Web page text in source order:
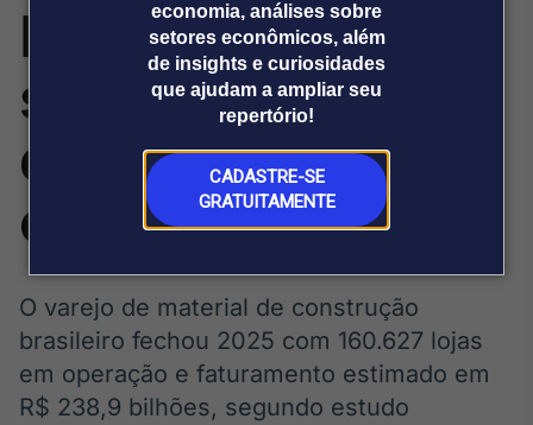
economia, análises sobre
setores econômicos, além
de insights e curiosidades
que ajudam a ampliar seu
repertório!
CADASTRE-SE
GRATUITAMENTE
Plataformas
Broadcast
Broadcast+
O mercado
financeiro em
tempo real
Broadcast
Agro
Tudo sobre o
agronegócio
Sobre nós Releases Broadcast
Prêmio Broadcast
Analistas
Prêmio Broadcast
Empresas
Agências de
comunicação
Releases
Pequenas lojas
sustentam setor
de material de
construção
O varejo de material de construção
brasileiro fechou 2025 com 160.627 lojas
em operação e faturamento estimado em
R$ 238,9 bilhões, segundo estudo